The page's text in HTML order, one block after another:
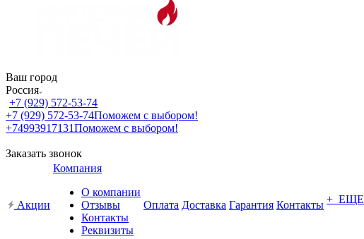
Ваш город
Россия
+7 (929) 572-53-74
+7 (929) 572-53-74Поможем с выбором!
+74993917131Поможем с выбором!
Заказать звонок
Акции
Компания
О компании
Отзывы
Контакты
Реквизиты
Оплата Доставка Гарантия Контакты + ЕЩЕ